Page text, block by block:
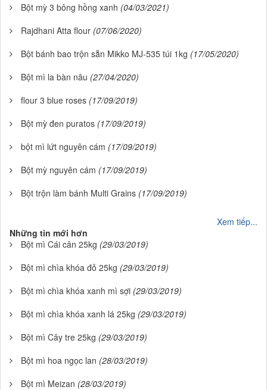
Bột mỳ 3 bông hồng xanh (04/03/2021)
Rajdhani Atta flour (07/06/2020)
Bột bánh bao trộn sẵn Mikko MJ-535 túi 1kg (17/05/2020)
Bột mì la bàn nâu (27/04/2020)
flour 3 blue roses (17/09/2019)
Bột mỳ đen puratos (17/09/2019)
bột mì lứt nguyên cám (17/09/2019)
Bột mỳ nguyên cám (17/09/2019)
Bột trộn làm bánh Multi Grains (17/09/2019)
Xem tiếp...
Những tin mới hơn
Bột mì Cái cân 25kg (29/03/2019)
Bột mì chìa khóa đỏ 25kg (29/03/2019)
Bột mì chìa khóa xanh mì sợi (29/03/2019)
Bột mì chìa khóa xanh lá 25kg (29/03/2019)
Bột mì Cây tre 25kg (29/03/2019)
Bột mì hoa ngọc lan (28/03/2019)
Bột mì Meizan (28/03/2019)